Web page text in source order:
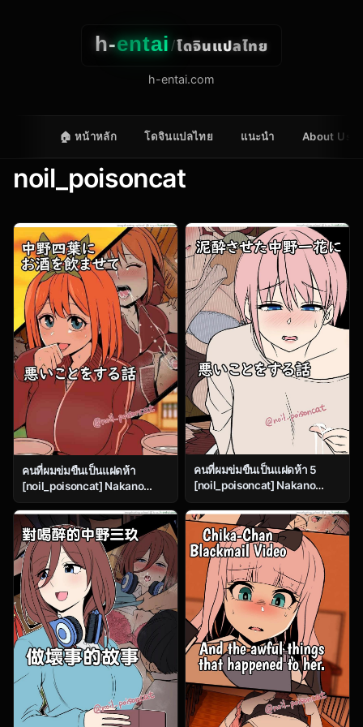
h-entai/โดจินแปลไทย
h-entai.com
🏠 หน้าหลัก โดจินแปลไทย แนะนำ About Us
noil_poisoncat
คนที่ผมข่มขืนเป็นแฝดห้า
[noil_poisoncat] Nakano
Yotsuba ni Osake o
Nomasete Warui Koto o Suru
Hanashi (Gotoubun no
Hanayome)
คนที่ผมข่มขืนเป็นแฝดห้า 5
[noil_poisoncat] Nakano
Yotsuba ni Osake o
Nomasete Warui Koto o Suru
Hanashi (Gotoubun no
Hanayome) – Part 5